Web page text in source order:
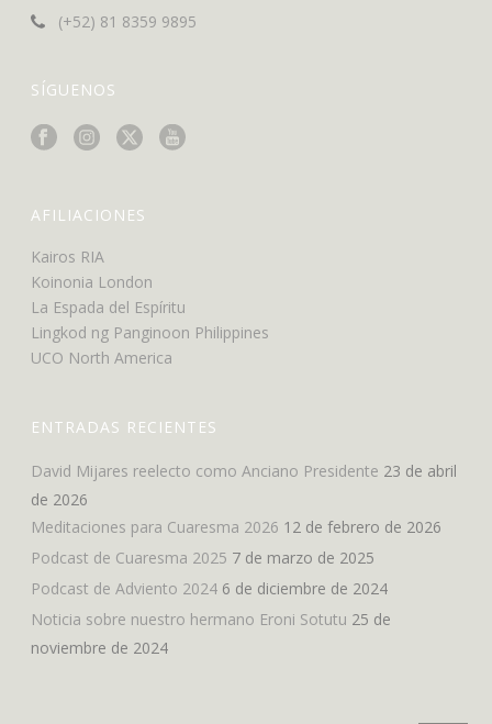
(+52) 81 8359 9895
SÍGUENOS
AFILIACIONES
Kairos RIA
Koinonia London
La Espada del Espíritu
Lingkod ng Panginoon Philippines
UCO North America
ENTRADAS RECIENTES
David Mijares reelecto como Anciano Presidente 23 de abril
de 2026
Meditaciones para Cuaresma 2026 12 de febrero de 2026
Podcast de Cuaresma 2025 7 de marzo de 2025
Podcast de Adviento 2024 6 de diciembre de 2024
Noticia sobre nuestro hermano Eroni Sotutu 25 de
noviembre de 2024